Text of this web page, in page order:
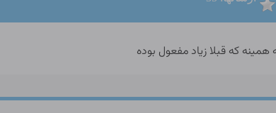
که قبلا زیاد مفعول بوده